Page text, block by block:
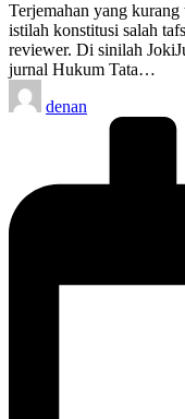
Terjemahan yang
istilah konstitusi salah
reviewer. Di sinilah
jurnal Hukum Tata…
Posted
by
denan